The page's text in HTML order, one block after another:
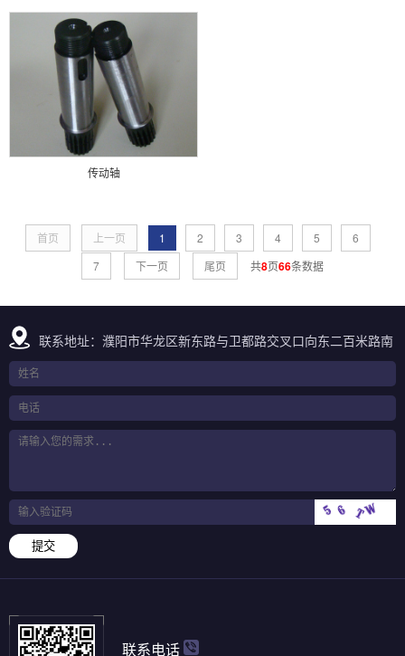
传动轴
首页 上一页 1 2 3 4 5
6
7
下一页 尾页 共8页66条数据
联系地址：濮阳市华龙区新东路与卫都路交叉口向东二百米路南
提交
联系电话